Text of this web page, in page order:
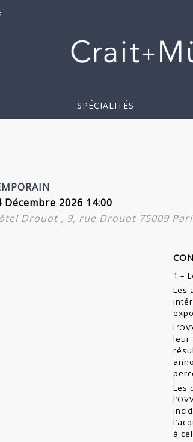
SPÉCIALITÉS
Décembre 2026 14:00
Drouot , 9, rue Drouot 75009
1 –
Les
leur
Les
à